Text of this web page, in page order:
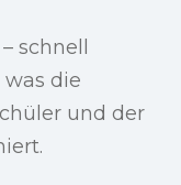
schnell
die
und der